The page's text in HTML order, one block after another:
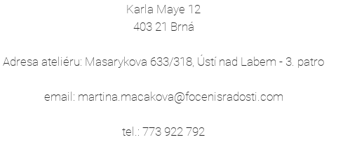
Karla Maye 12
403 21 Brná
Adresa ateliéru: Masarykova 633/318, Ústí nad Labem - 3. patro
email: martina.macakova@focenisradosti.com
tel.: 773 922 792